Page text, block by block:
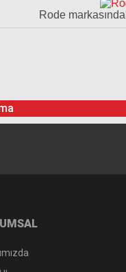
Rode